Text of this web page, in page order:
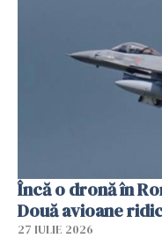
Încă o dronă în
Două avioane
27 IULIE 2026